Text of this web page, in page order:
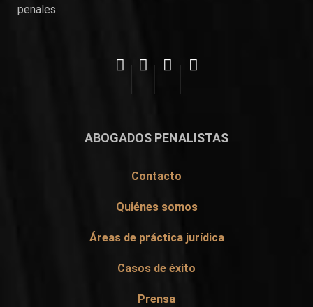
penales.
ABOGADOS PENALISTAS
Contacto
Quiénes somos
Áreas de práctica jurídica
Casos de éxito
Prensa